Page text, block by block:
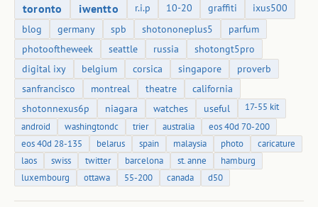
toronto
iwentto r.i.p 10-20 graffiti
ixus500
blog
germany spb shotononeplus5
parfum
photooftheweek
seattle russia
shotongt5pro
digital ixy
belgium corsica singapore
proverb
sanfrancisco
montreal theatre
california
shotonnexus6p
niagara watches useful
17-55 kit
android
washingtondc trier australia
eos 40d 70-200
eos 40d 28-135
belarus spain malaysia photo
caricature
laos
swiss twitter barcelona st. anne
hamburg
luxembourg
ottawa 55-200 canada d50